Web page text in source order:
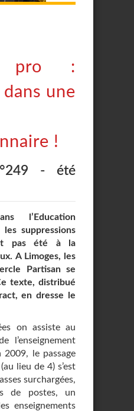
pro :
une
!
- été
l’Education
suppressions
pas été à la
A Limoges, les
Partisan se
texte, distribué
en dresse le
on assiste au
l’enseignement
2009, le passage
lieu de 4) s’est
surchargées,
de postes, un
enseignements